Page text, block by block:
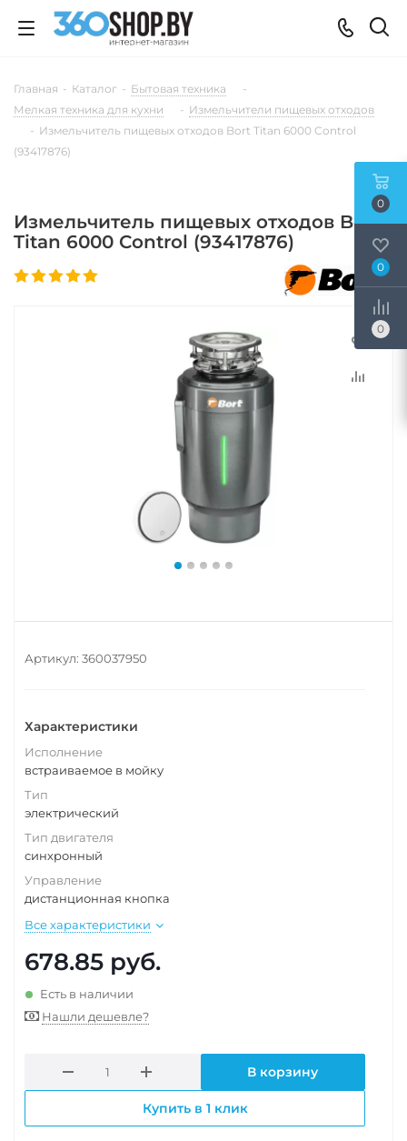
Главная - Каталог - Бытовая техника
-
Мелкая техника для кухни
- Измельчители пищевых отходов
- Измельчитель пищевых отходов Bort Titan 6000 Control
(93417876)
Измельчитель пищевых отходов Bort
Titan 6000 Control (93417876)
Артикул: 360037950
Характеристики
Исполнение
встраиваемое в мойку
Тип
электрический
Тип двигателя
синхронный
Управление
дистанционная кнопка
Все характеристики
678.85 руб.
Есть в наличии
Нашли дешевле?
В корзину
Купить в 1 клик
0
0
0